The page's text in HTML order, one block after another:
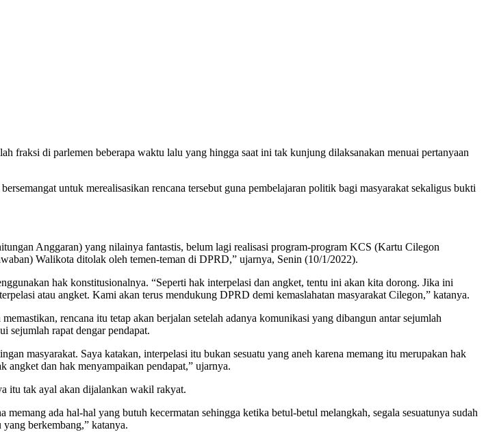
fraksi di parlemen beberapa waktu lalu yang hingga saat ini tak kunjung dilaksanakan menuai pertanyaan
untuk merealisasikan rencana tersebut guna pembelajaran politik bagi masyarakat sekaligus bukti
Anggaran) yang nilainya fantastis, belum lagi realisasi program-program KCS (Kartu Cilegon
Walikota ditolak oleh temen-teman di DPRD,” ujarnya, Senin (10/1/2022).
hak konstitusionalnya. “Seperti hak interpelasi dan angket, tentu ini akan kita dorong. Jika ini
atau angket. Kami akan terus mendukung DPRD demi kemaslahatan masyarakat Cilegon,” katanya.
rencana itu tetap akan berjalan setelah adanya komunikasi yang dibangun antar sejumlah
sejumlah rapat dengar pendapat.
masyarakat. Saya katakan, interpelasi itu bukan sesuatu yang aneh karena memang itu merupakan hak
dan hak menyampaikan pendapat,” ujarnya.
itu tak ayal akan dijalankan wakil rakyat.
ada hal-hal yang butuh kecermatan sehingga ketika betul-betul melangkah, segala sesuatunya sudah
berkembang,” katanya.